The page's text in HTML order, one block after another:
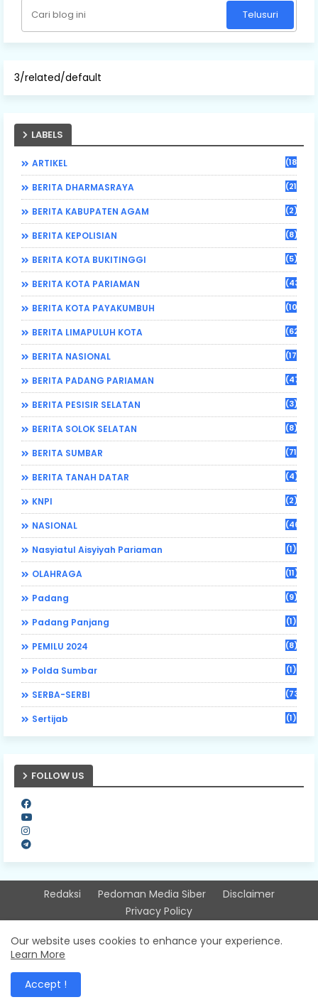
3/related/default
LABELS
ARTIKEL (184)
BERITA DHARMASRAYA (21)
BERITA KABUPATEN AGAM (2)
BERITA KEPOLISIAN (8)
BERITA KOTA BUKITINGGI (5)
BERITA KOTA PARIAMAN (43)
BERITA KOTA PAYAKUMBUH (108)
BERITA LIMAPULUH KOTA (62)
BERITA NASIONAL (17)
BERITA PADANG PARIAMAN (470)
BERITA PESISIR SELATAN (3)
BERITA SOLOK SELATAN (8)
BERITA SUMBAR (71)
BERITA TANAH DATAR (4)
KNPI (2)
NASIONAL (46)
Nasyiatul Aisyiyah Pariaman (1)
OLAHRAGA (11)
Padang (9)
Padang Panjang (1)
PEMILU 2024 (8)
Polda Sumbar (1)
SERBA-SERBI (73)
Sertijab (1)
FOLLOW US
Redaksi Pedoman Media Siber
Disclaimer
Privacy Policy
Our website uses cookies to enhance your experience.
Learn More
Accept !